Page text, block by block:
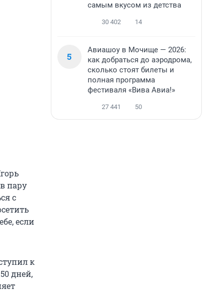
пару
с
если
к
дней,
самым вкусом из детства
30 402 14
5
Авиашоу в Мочище — 2026:
как добраться до аэродрома,
сколько стоят билеты и
полная программа
фестиваля «Вива Авиа!»
27 441 50